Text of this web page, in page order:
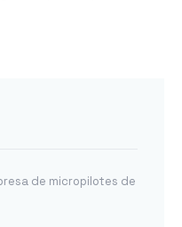
de micropilotes de